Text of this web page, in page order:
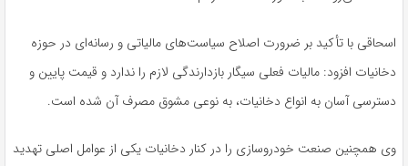
اسحاقی با تأکید بر ضرورت اصلاح سیاست‌های مالیاتی و رسانه‌ای در حوزه
دخانیات افزود: مالیات فعلی سیگار بازدارندگی لازم را ندارد و قیمت پایین و
دسترسی آسان به انواع دخانیات، به نوعی مشوق مصرف آن شده است.
وی همچنین صنعت خودروسازی را در کنار دخانیات یکی از عوامل اصلی تهدید